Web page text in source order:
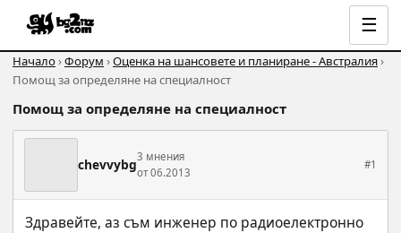
☰
Начало›Форум ›Оценка на шансовете и планиране - Австралия›
Помощ за определяне на специалност
Помощ за определяне на специалност
chevvybg3 мнения
от 06.2013
#1
Здравейте, аз съм инженер по радиоелектронно